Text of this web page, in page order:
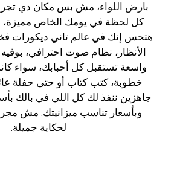
بارض اللواء، مش بس مكان دي
كل لحظة في يومك الخاص مميزة،
هتحس إنك في عالم تاني ديكورات
الأنظار، نظام صوت احترافي،
واسعة تستقبل كل أحبابك، سواء
خطوبة، كتب كتاب أو حتى حفلة
جاهزين ننفذ لك كل اللي في بالك
وبأسعار تناسب ميزانيتك. مش
لحكاية جميلة.